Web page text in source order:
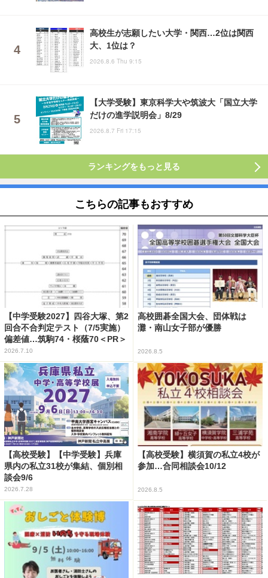
高校生が志願したい大学・関西…2位は関西
大、1位は？
2026.8.6 Thu 9:15
【大学受験】東京科学大や筑波大「国立大学
だけの進学説明会」8/29
2026.8.7 Fri 17:15
ランキングをもっと見る
こちらの記事もおすすめ
【中学受験2027】四谷大塚、第2
回合不合判定テスト（7/5実施）
偏差値…筑駒74・桜蔭70＜PR＞
2026.7.10
高校囲碁全国大会、団体戦は
灘・南山女子部が優勝
2026.8.5
【高校受験】【中学受験】兵庫
県内の私立31校が集結、個別相
談会9/6
2026.7.28
【高校受験】横須賀の私立4校が
参加…合同相談会10/12
2026.8.5